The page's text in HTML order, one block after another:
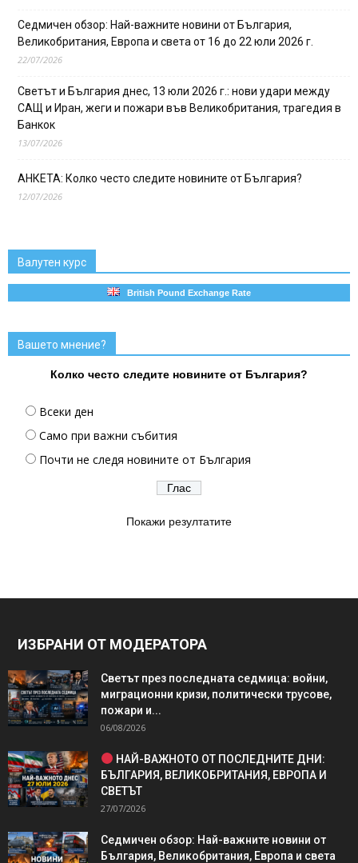
Седмичен обзор: Най-важните новини от България,
Великобритания, Европа и света от 16 до 22 юли 2026 г.
22/07/2026
Светът и България днес, 13 юли 2026 г.: нови удари между
САЩ и Иран, жеги и пожари във Великобритания, трагедия в
Банкок
13/07/2026
АНКЕТА: Колко често следите новините от България?
12/07/2026
Валутен курс
British Pound Exchange Rate
Вашето мнение?
Колко често следите новините от България?
Всеки ден
Само при важни събития
Почти не следя новините от България
Покажи резултатите
ИЗБРАНИ ОТ МОДЕРАТОРА
Светът през последната седмица: войни,
миграционни кризи, политически трусове,
пожари и...
06/08/2026
НАЙ-ВАЖНОТО ОТ ПОСЛЕДНИТЕ ДНИ:
БЪЛГАРИЯ, ВЕЛИКОБРИТАНИЯ, ЕВРОПА И
СВЕТЪТ
27/07/2026
Седмичен обзор: Най-важните новини от
България, Великобритания, Европа и света